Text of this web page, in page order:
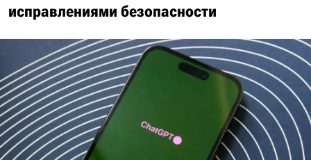
исправлениями безопасности